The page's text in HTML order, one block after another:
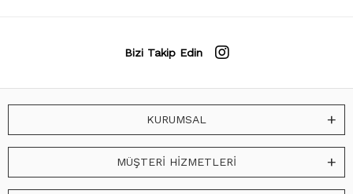
Bizi Takip Edin
KURUMSAL
MÜŞTERİ HİZMETLERİ